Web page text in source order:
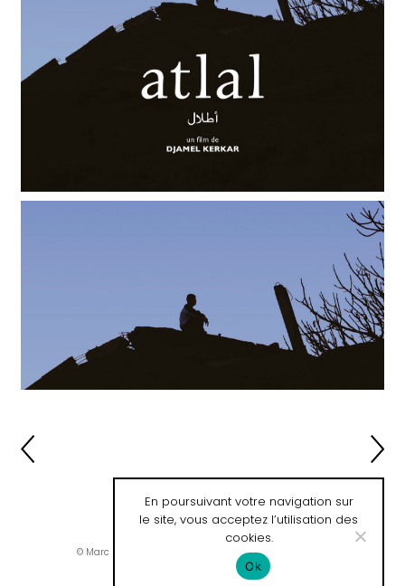
© Marc Lafon / Développement web :Mathieu Dussault
En poursuivant votre navigation sur
le site, vous acceptez l’utilisation des
cookies.
Ok